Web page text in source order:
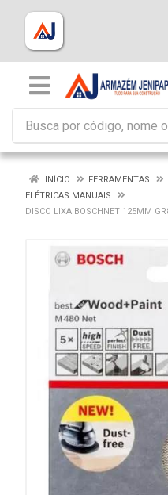
INÍCIO
FERRAMENTAS
ELÉTRICAS MANUAIS
DISCO LIXA BOSCHNET 125MM